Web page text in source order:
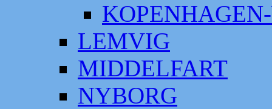
LEMVIG
MIDDELFART
NYBORG